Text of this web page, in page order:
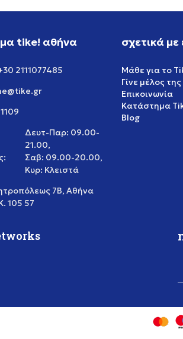
tike! αθήνα
2111077485
Δευτ-Παρ: 09.00-
21.00,
Σαβ: 09.00-20.00,
Κυρ: Κλειστά
7Β, Αθήνα
105 57
σχετικά με
Μάθε για το
Γίνε μέλος
Επικοινωνία
Κατάστημα
Blog